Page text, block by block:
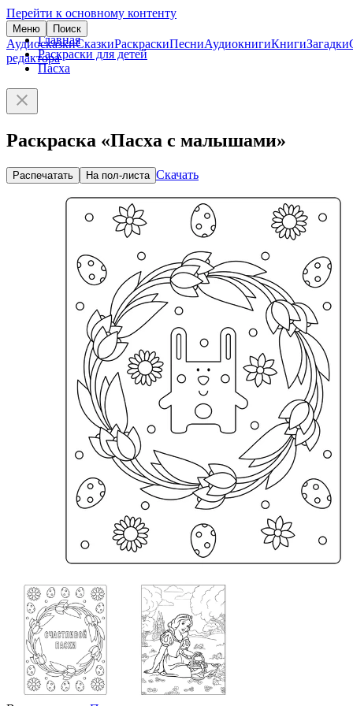
Перейти к основному контенту
Меню Поиск
АудиосказкиСказкиРаскраскиПесниАудиокнигиКнигиЗагадки
редактора
Главная
Раскраски для детей
Пасха
Раскраска «Пасха с малышами»
Распечатать На пол-листа Скачать